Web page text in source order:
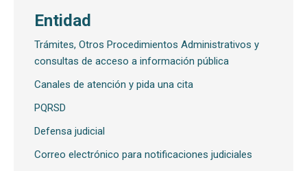
Entidad
Trámites, Otros Procedimientos Administrativos y
consultas de acceso a información pública
Canales de atención y pida una cita
PQRSD
Defensa judicial
Correo electrónico para notificaciones judiciales